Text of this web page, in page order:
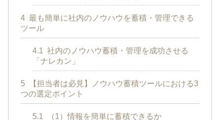
4 最も簡単に社内のノウハウを蓄積・管理できる
ツール
4.1 社内のノウハウ蓄積・管理を成功させる
「ナレカン」
5
【担当者は必見】ノウハウ蓄積ツールにおける3
つの選定ポイント
5.1 （1）情報を簡単に蓄積できるか